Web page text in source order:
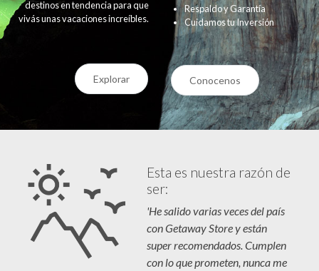
destinos en tendencia para que
vivás unas vacaciones increíbles.
Respaldo y Garantía
Cuidamos tu Inversión
Explorar Conocenos
Esta es nuestra razón de
ser:
'He salido varias veces del país
con Getaway Store y están
super recomendados. Cumplen
con lo que prometen, nunca me